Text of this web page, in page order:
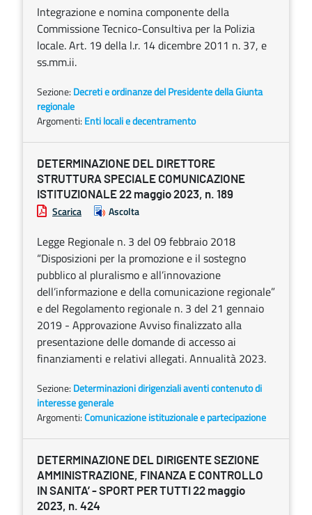
Integrazione e nomina componente della
Commissione Tecnico-Consultiva per la Polizia
locale. Art. 19 della l.r. 14 dicembre 2011 n. 37, e
ss.mm.ii.
Sezione: Decreti e ordinanze del Presidente della Giunta
regionale
Argomenti: Enti locali e decentramento
DETERMINAZIONE DEL DIRETTORE
STRUTTURA SPECIALE COMUNICAZIONE
ISTITUZIONALE 22 maggio 2023, n. 189
Scarica Ascolta
Legge Regionale n. 3 del 09 febbraio 2018
“Disposizioni per la promozione e il sostegno
pubblico al pluralismo e all’innovazione
dell’informazione e della comunicazione regionale”
e del Regolamento regionale n. 3 del 21 gennaio
2019 - Approvazione Avviso finalizzato alla
presentazione delle domande di accesso ai
finanziamenti e relativi allegati. Annualità 2023.
Sezione: Determinazioni dirigenziali aventi contenuto di
interesse generale
Argomenti:Comunicazione istituzionale e partecipazione
DETERMINAZIONE DEL DIRIGENTE SEZIONE
AMMINISTRAZIONE, FINANZA E CONTROLLO
IN SANITA’ - SPORT PER TUTTI 22 maggio
2023, n. 424